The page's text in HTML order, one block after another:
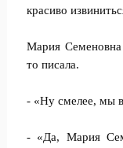
красиво
Мария Семеновна
то писала.
- «Ну смелее, мы
- «Да, Мария